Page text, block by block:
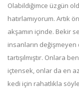
Olabildiğimce üzgün
hatırlamıyorum. Artık
akşamın içinde. Bekir
insanların
tartışılmıştır. Onlara
içtensek, onlar da en
kedi için rahatlıkla